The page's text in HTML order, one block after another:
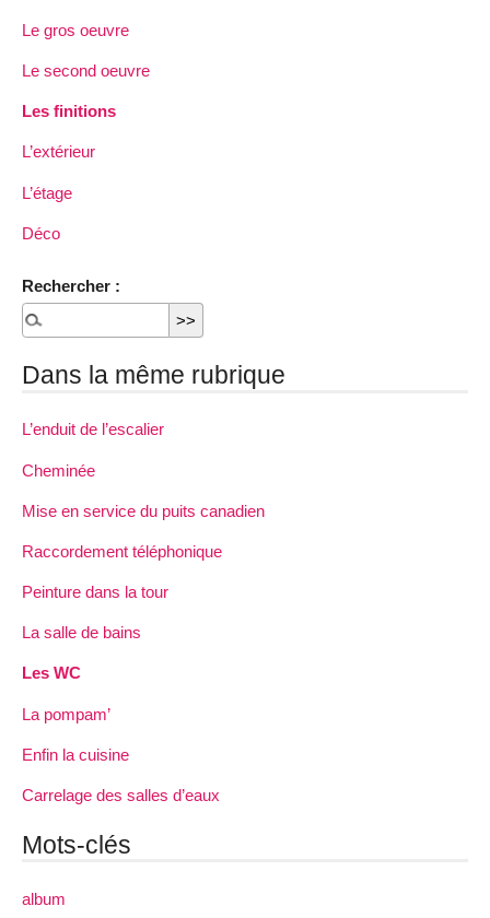
Le gros oeuvre
Le second oeuvre
Les finitions
L’extérieur
L’étage
Déco
Rechercher :
Dans la même rubrique
L’enduit de l’escalier
Cheminée
Mise en service du puits canadien
Raccordement téléphonique
Peinture dans la tour
La salle de bains
Les WC
La pompam’
Enfin la cuisine
Carrelage des salles d’eaux
Mots-clés
album